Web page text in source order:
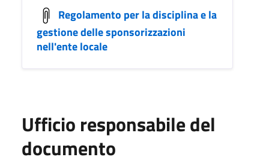
Regolamento per la disciplina e la
gestione delle sponsorizzazioni
nell'ente locale
Ufficio responsabile del
documento